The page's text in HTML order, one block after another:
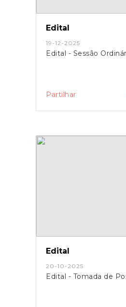
Edital
19-12-2025
Edital - Sessão
Partilhar
Edital
20-10-2025
Edital - Tomada de